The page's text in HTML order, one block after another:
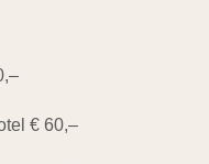
€ 60,–